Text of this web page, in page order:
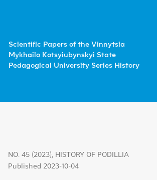
Scientific Papers of the Vinnytsia
Mykhailo Kotsyiubynskyi State
Pedagogical University Series History
NO. 45 (2023) HISTORY OF PODILLIA
Published 2023-10-04